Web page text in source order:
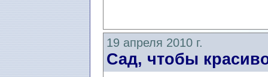
19 апреля 2010 г.
Сад, чтобы